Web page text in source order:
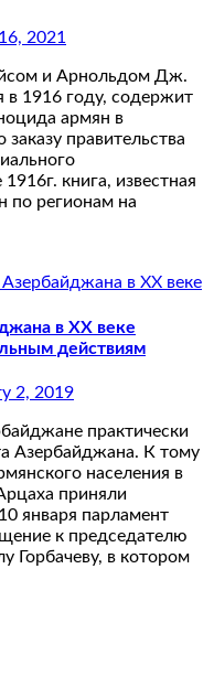
2021
и Арнольдом Дж.
в 1916 году, содержит
армян в
правительства
книга, известная
по регионам на
в ХХ веке
действиям
2, 2019
практически
Азербайджана. К тому
населения в
приняли
января парламент
к председателю
Горбачеву, в котором